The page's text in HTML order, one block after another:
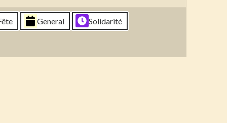
General
Solidarité